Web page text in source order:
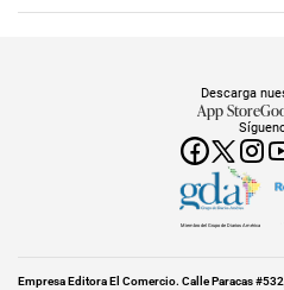
Descarga
App Store
Miembro del Grupo de Diarios América
Empresa Editora El Comercio. Calle Paracas